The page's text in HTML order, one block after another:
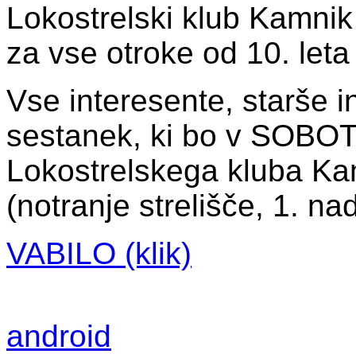
Lokostrelski klub
za vse otroke od 10.
Vse interesente, starše
sestanek, ki bo v
Lokostrelskega kluba
(notranje strelišče, 1.
VABILO (klik)
android